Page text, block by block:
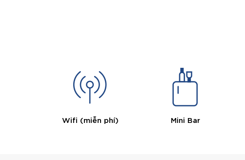
Wifi (miễn phí) Mini Bar